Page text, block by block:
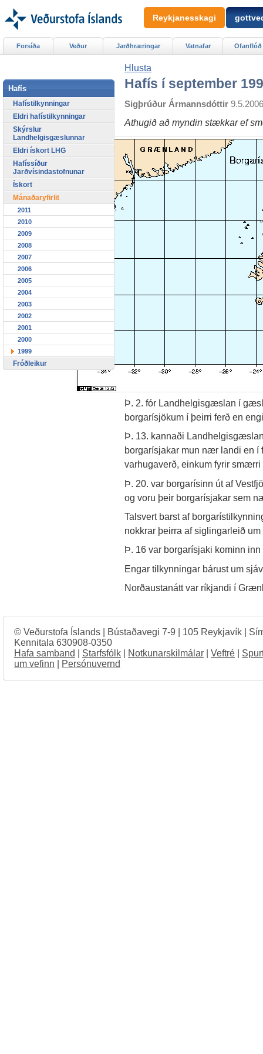
Hlusta
Hafís í september
Sigþrúður Ármannsdóttir 9.5.2006
Athugið að myndin stækkar ef
Þ. 2. fór Landhelgisgæslan í
borgarísjökum í þeirri ferð en
Þ. 13. kannaði
borgarísjakar mun nær landi en í
varhugaverð, einkum fyrir smærri
Þ. 20. var borgarísinn út af
og voru þeir borgarísjakar sem
Talsvert barst af
nokkrar þeirra af siglingarleið
Þ. 16 var borgarísjaki kominn
Engar tilkynningar bárust um
Norðaustanátt var ríkjandi í
Forsíða Veður Jarðhræringar Vatnafar Ofanflóð
Hafís
Hafístilkynningar
Eldri hafístilkynningar
Skýrslur
Landhelgisgæslunnar
Eldri ískort LHG
Hafíssíður
Jarðvísindastofnunar
Ískort
Mánaðaryfirlit
2011
2010
2009
2008
2007
2006
2005
2004
2003
2002
2001
2000
1999
Fróðleikur
Reykjanesskagi
© Veðurstofa Íslands | Bústaðavegi 7-9 | 105 Reykjavík |
Kennitala 630908-0350
Hafa samband
Starfsfólk Notkunarskilmálar Veftré
um vefinn
Persónuvernd